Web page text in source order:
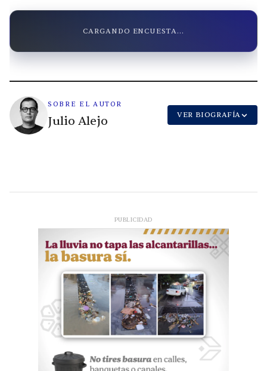
CARGANDO ENCUESTA...
SOBRE EL AUTOR
Julio Alejo VER BIOGRAFÍA
PUBLICIDAD